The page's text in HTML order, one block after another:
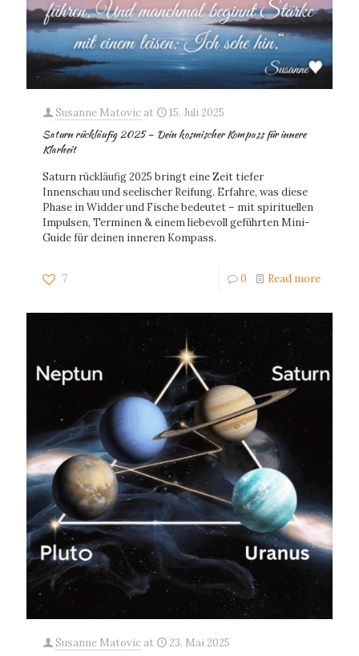
Susanne Matovic at 15. Juli 2025
Saturn rückläufig 2025 – Dein kosmischer Kompass für innere
Klarheit
Saturn rückläufig 2025 bringt eine Zeit tiefer
Innenschau und seelischer Reifung. Erfahre, was diese
Phase in Widder und Fische bedeutet – mit spirituellen
Impulsen, Terminen & einem liebevoll geführten Mini-
Guide für deinen inneren Kompass.
7 0 Read more
Susanne Matovic at 23. Mai 2025